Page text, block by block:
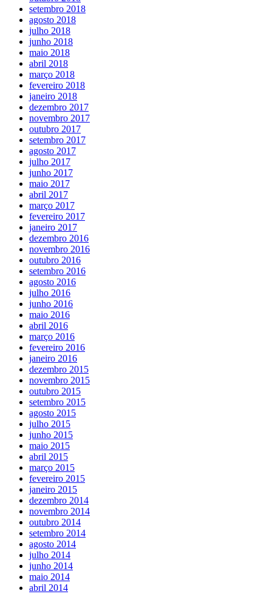
setembro 2018
agosto 2018
julho 2018
junho 2018
maio 2018
abril 2018
março 2018
fevereiro 2018
janeiro 2018
dezembro 2017
novembro 2017
outubro 2017
setembro 2017
agosto 2017
julho 2017
junho 2017
maio 2017
abril 2017
março 2017
fevereiro 2017
janeiro 2017
dezembro 2016
novembro 2016
outubro 2016
setembro 2016
agosto 2016
julho 2016
junho 2016
maio 2016
abril 2016
março 2016
fevereiro 2016
janeiro 2016
dezembro 2015
novembro 2015
outubro 2015
setembro 2015
agosto 2015
julho 2015
junho 2015
maio 2015
abril 2015
março 2015
fevereiro 2015
janeiro 2015
dezembro 2014
novembro 2014
outubro 2014
setembro 2014
agosto 2014
julho 2014
junho 2014
maio 2014
abril 2014